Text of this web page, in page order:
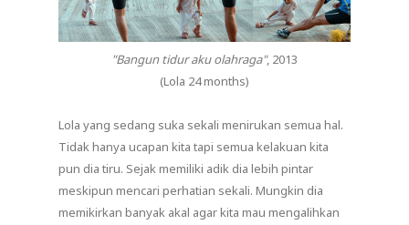
"Bangun tidur aku olahraga", 2013
(Lola 24 months)
Lola yang sedang suka sekali menirukan semua hal.
Tidak hanya ucapan kita tapi semua kelakuan kita
pun dia tiru. Sejak memiliki adik dia lebih pintar
meskipun mencari perhatian sekali. Mungkin dia
memikirkan banyak akal agar kita mau mengalihkan